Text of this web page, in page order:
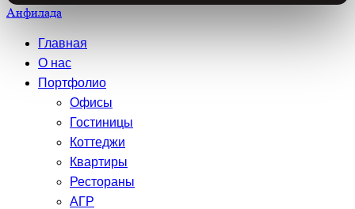
Анфилада
Главная
О нас
Портфолио
Офисы
Гостиницы
Коттеджи
Квартиры
Рестораны
АГР